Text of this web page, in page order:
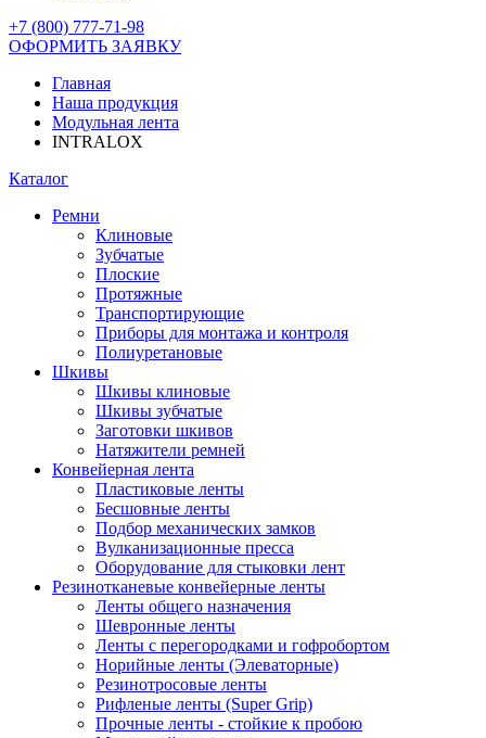
+7 (800) 777-71-98
ОФОРМИТЬ ЗАЯВКУ
Главная
Наша продукция
Модульная лента
INTRALOX
Каталог
Ремни
Клиновые
Зубчатые
Плоские
Протяжные
Транспортирующие
Приборы для монтажа и контроля
Полиуретановые
Шкивы
Шкивы клиновые
Шкивы зубчатые
Заготовки шкивов
Натяжители ремней
Конвейерная лента
Пластиковые ленты
Бесшовные ленты
Подбор механических замков
Вулканизационные пресса
Оборудование для стыковки лент
Резинотканевые конвейерные ленты
Ленты общего назначения
Шевронные ленты
Ленты с перегородками и гофробортом
Норийные ленты (Элеваторные)
Резинотросовые ленты
Рифленые ленты (Super Grip)
Прочные ленты - стойкие к пробою